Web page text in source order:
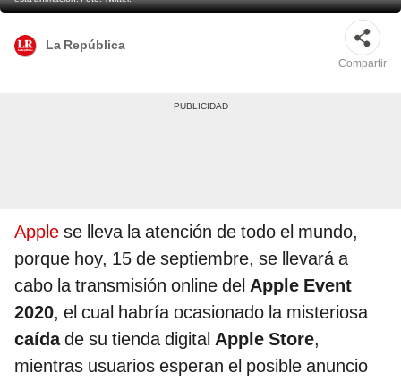
La República
Compartir
Apple se lleva la atención de todo el mundo,
porque hoy, 15 de septiembre, se llevará a
cabo la transmisión online del Apple Event
2020, el cual habría ocasionado la misteriosa
caídade su tienda digital Apple Store,
mientras usuarios esperan el posible anuncio